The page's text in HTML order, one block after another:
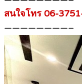
สนใจโทร 06-
————————–